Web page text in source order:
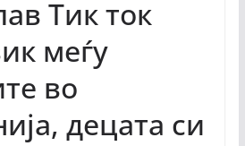
Тик ток
меѓу
во
децата си